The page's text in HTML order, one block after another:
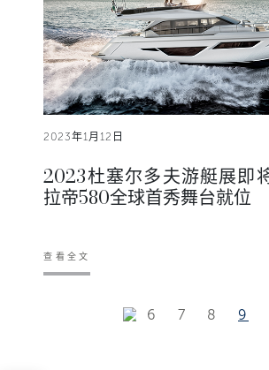
2023年1月12日
2023杜塞尔多夫游艇展即
拉帝580全球首秀舞台就位
查看全文
6 7 8 9